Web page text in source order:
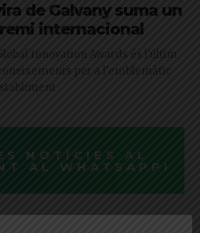
de Galvany suma un
internacional
Innovation Awards és l'últim
per a l'emblemàtic
NOTÍCIES AL
AL WHATSAPP!